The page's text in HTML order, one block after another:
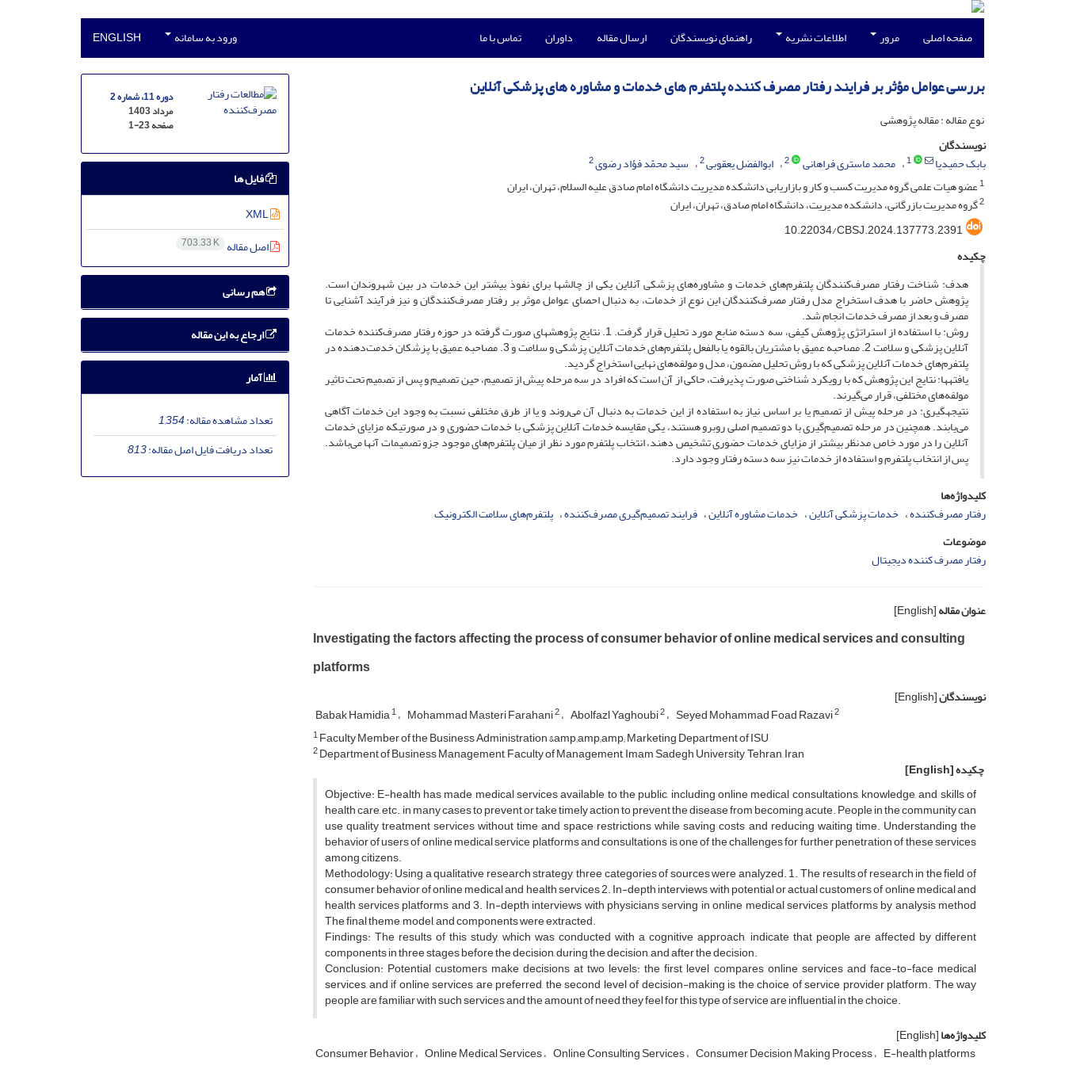
صفحه اصلی مرور اطلاعات نشریه راهنمای نویسندگان ارسال مقاله داوران تماس با ما ورود به سامانه ENGLISH
بررسی عوامل مؤثر بر فرایند رفتار مصرف‏ کننده پلتفرم ‏های خدمات و مشاوره های پزشکی آنلاین
نوع مقاله : مقاله پژوهشی
نویسندگان
بابک حمیدیا
1 محمد ماستری فراهانی 2 ابوالفضل یعقوبی2 سید محمّد فؤاد رضوی2
1عضو هیات علمی گروه مدیریت کسب و کار و بازاریابی دانشکده مدیریت دانشگاه امام صادق علیه السلام، تهران، ایران
2گروه مدیریت بازرگانی، دانشکده مدیریت، دانشگاه امام صادق، تهران، ایران
10.22034/CBSJ.2024.137773.2391
چکیده
هدف: شناخت رفتار مصرف‌کنندگان پلتفرم‌های خدمات و مشاوره‌های پزشکی آنلاین یکی از چالش‏ها برای نفوذ بیشتر این خدمات در بین شهروندان است.
پژوهش حاضر با هدف استخراج مدل رفتار مصرف‌کنندگان این نوع از خدمات، به دنبال احصای عوامل موثر بر رفتار مصرف‌کنندگان و نیز فرآیند آشنایی تا
مصرف و بعد از مصرف خدمات انجام شد.
روش: با استفاده از استراتژی پژوهش کیفی، سه دسته منابع مورد تحلیل قرار گرفت. 1. نتایج پژوهش‏های صورت گرفته در حوزه رفتار مصرف‌کننده خدمات
آنلاین پزشکی و سلامت 2. مصاحبه‏ عمیق با مشتریان بالقوه یا بالفعل پلتفرم‌های خدمات آنلاین پزشکی و سلامت و 3. مصاحبه عمیق با پزشکان خدمت‌دهنده در
پلتفرم‌های خدمات آنلاین پزشکی که با روش تحلیل مضمون، مدل و مولفه‌های نهایی استخراج گردید.
یافته‏ها: نتایج این پژوهش که با رویکرد شناختی صورت پذیرفت، حاکی از آن است که افراد در سه مرحله پیش از تصمیم، حین تصمیم و پس از تصمیم تحت تاثیر
مولفه‌های مختلفی، قرار می‌گیرند.
نتیجه‏گیری: در مرحله پیش از تصمیم یا بر اساس نیاز به استفاده از این خدمات به دنبال آن می‌روند و یا از طرق مختلفی نسبت به وجود این خدمات آگاهی
می‌یابند. همچنین در مرحله تصمیم‌گیری با دو تصمیم اصلی روبرو هستند، یکی مقایسه خدمات آنلاین پزشکی با خدمات حضوری و در صورتیکه مزایای خدمات
آنلاین را در مورد خاص مدنظر بیشتر از مزایای خدمات حضوری تشخیص دهند، انتخاب پلتفرم مورد نظر از میان پلتفرم‌های موجود جزو تصمیمات آن‏ها می‌باشد.
پس از انتخاب پلتفرم و استفاده از خدمات نیز سه دسته رفتار وجود دارد.
کلیدواژه‌ها
رفتار مصرف‏‌کننده خدمات پزشکی آنلاین خدمات مشاوره آنلاین فرایند تصمیم‌‏گیری مصرف‏‌کننده پلتفرم‏‌های سلامت الکترونیک
موضوعات
رفتار مصرف کننده دیجیتال
عنوان مقاله[English]
Investigating the factors affecting the process of consumer behavior of online medical services and consulting
platforms
نویسندگان[English]
Babak Hamidia1 Mohammad Masteri Farahani2 Abolfazl Yaghoubi2 Seyed Mohammad Foad Razavi2
1Faculty Member of the Business Administration &amp;amp;amp; Marketing Department of ISU
2Department of Business Management, Faculty of Management, Imam Sadegh University, Tehran, Iran
چکیده[English]
Objective: E-health has made medical services available to the public, including online medical consultations, knowledge, and skills of
health care, etc., in many cases to prevent or take timely action to prevent the disease from becoming acute. People in the community can
use quality treatment services without time and space restrictions while saving costs and reducing waiting time. Understanding the
behavior of users of online medical service platforms and consultations is one of the challenges for further penetration of these services
among citizens.
Methodology: Using a qualitative research strategy, three categories of sources were analyzed. 1. The results of research in the field of
consumer behavior of online medical and health services 2. In-depth interviews with potential or actual customers of online medical and
health services platforms and 3. In-depth interviews with physicians serving in online medical services platforms by analysis method
The final theme, model, and components were extracted.
Findings: The results of this study, which was conducted with a cognitive approach, indicate that people are affected by different
components in three stages before the decision, during the decision, and after the decision.
Conclusion: Potential customers make decisions at two levels: the first level compares online services and face-to-face medical
services, and if online services are preferred, the second level of decision-making is the choice of service provider platform. The way
people are familiar with such services and the amount of need they feel for this type of service are influential in the choice.
کلیدواژه‌ها[English]
Consumer Behavior Online Medical Services Online Consulting Services Consumer Decision Making Process E-health platforms
دوره 11، شماره 2
مرداد 1403
صفحه1-23
فایل ها
XML
اصل مقاله 703.33 K
هم رسانی
ارجاع به این مقاله
آمار
تعداد مشاهده مقاله:1,354
تعداد دریافت فایل اصل مقاله:813